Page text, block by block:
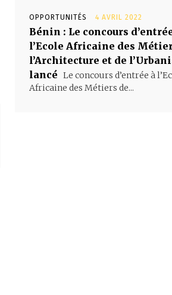
OPPORTUNITÉS 4 AVRIL 2022
Bénin : Le concours
l’Ecole Africaine des
l’Architecture et de
lancé Le concours d’entrée à
Africaine des Métiers de...